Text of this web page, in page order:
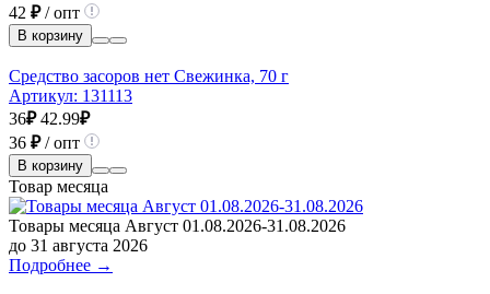
42 ₽/ опт
В корзину
Средство засоров нет Свежинка, 70 г
Артикул: 131113
36₽ 42.99₽
36 ₽/ опт
В корзину
Товар месяца
Товары месяца Август 01.08.2026-31.08.2026
до 31 августа 2026
Подробнее →